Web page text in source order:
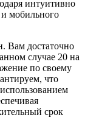
интуитивно
мобильного
Вам достаточно
случае 20 на
по своему
что
срок